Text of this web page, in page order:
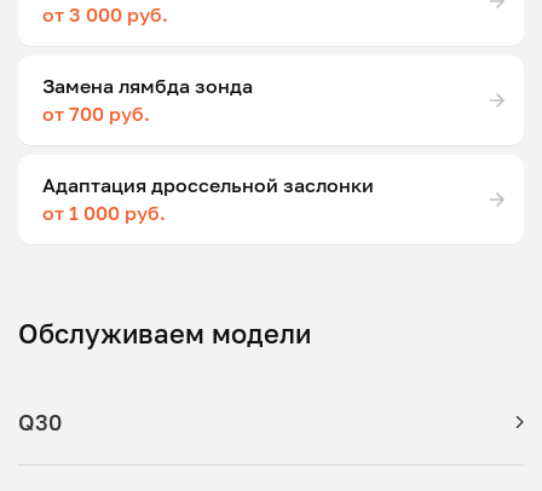
от 3 000 руб.
Замена лямбда зонда
от 700 руб.
Адаптация дроссельной заслонки
от 1 000 руб.
Обслуживаем модели
Q30